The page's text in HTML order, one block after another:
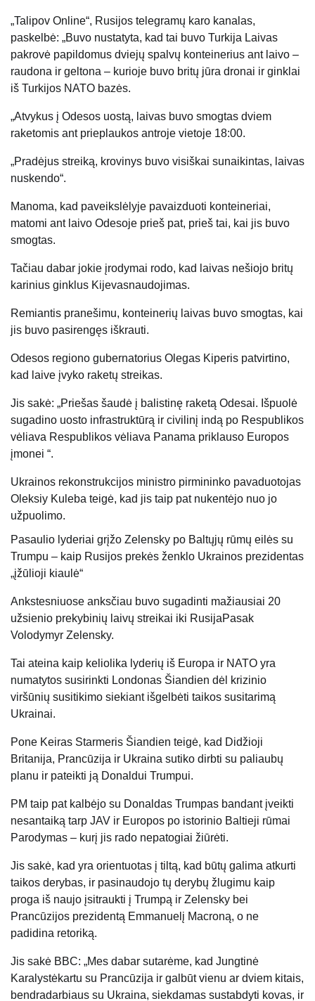
„Talipov Online“, Rusijos telegramų karo kanalas,
paskelbė: „Buvo nustatyta, kad tai buvo Turkija Laivas
pakrovė papildomus dviejų spalvų konteinerius ant laivo –
raudona ir geltona – kurioje buvo britų jūra dronai ir ginklai
iš Turkijos NATO bazės.
„Atvykus į Odesos uostą, laivas buvo smogtas dviem
raketomis ant prieplaukos antroje vietoje 18:00.
„Pradėjus streiką, krovinys buvo visiškai sunaikintas, laivas
nuskendo“.
Manoma, kad paveikslėlyje pavaizduoti konteineriai,
matomi ant laivo Odesoje prieš pat, prieš tai, kai jis buvo
smogtas.
Tačiau dabar jokie įrodymai rodo, kad laivas nešiojo britų
karinius ginklus Kijevasnaudojimas.
Remiantis pranešimu, konteinerių laivas buvo smogtas, kai
jis buvo pasirengęs iškrauti.
Odesos regiono gubernatorius Olegas Kiperis patvirtino,
kad laive įvyko raketų streikas.
Jis sakė: „Priešas šaudė į balistinę raketą Odesai. Išpuolė
sugadino uosto infrastruktūrą ir civilinį indą po Respublikos
vėliava Respublikos vėliava Panama priklauso Europos
įmonei “.
Ukrainos rekonstrukcijos ministro pirmininko pavaduotojas
Oleksiy Kuleba teigė, kad jis taip pat nukentėjo nuo jo
užpuolimo.
Pasaulio lyderiai grįžo Zelensky po Baltųjų rūmų eilės su
Trumpu – kaip Rusijos prekės ženklo Ukrainos prezidentas
„įžūlioji kiaulė“
Ankstesniuose anksčiau buvo sugadinti mažiausiai 20
užsienio prekybinių laivų streikai iki RusijaPasak
Volodymyr Zelensky.
Tai ateina kaip keliolika lyderių iš Europa ir NATO yra
numatytos susirinkti Londonas Šiandien dėl krizinio
viršūnių susitikimo siekiant išgelbėti taikos susitarimą
Ukrainai.
Pone Keiras Starmeris Šiandien teigė, kad Didžioji
Britanija, Prancūzija ir Ukraina sutiko dirbti su paliaubų
planu ir pateikti ją Donaldui Trumpui.
PM taip pat kalbėjo su Donaldas Trumpas bandant įveikti
nesantaiką tarp JAV ir Europos po istorinio Baltieji rūmai
Parodymas – kurį jis rado nepatogiai žiūrėti.
Jis sakė, kad yra orientuotas į tiltą, kad būtų galima atkurti
taikos derybas, ir pasinaudojo tų derybų žlugimu kaip
proga iš naujo įsitraukti į Trumpą ir Zelensky bei
Prancūzijos prezidentą Emmanuelį Macroną, o ne
padidina retoriką.
Jis sakė BBC: „Mes dabar sutarėme, kad Jungtinė
Karalystėkartu su Prancūzija ir galbūt vienu ar dviem kitais,
bendradarbiaus su Ukraina, siekdamas sustabdyti kovas, ir